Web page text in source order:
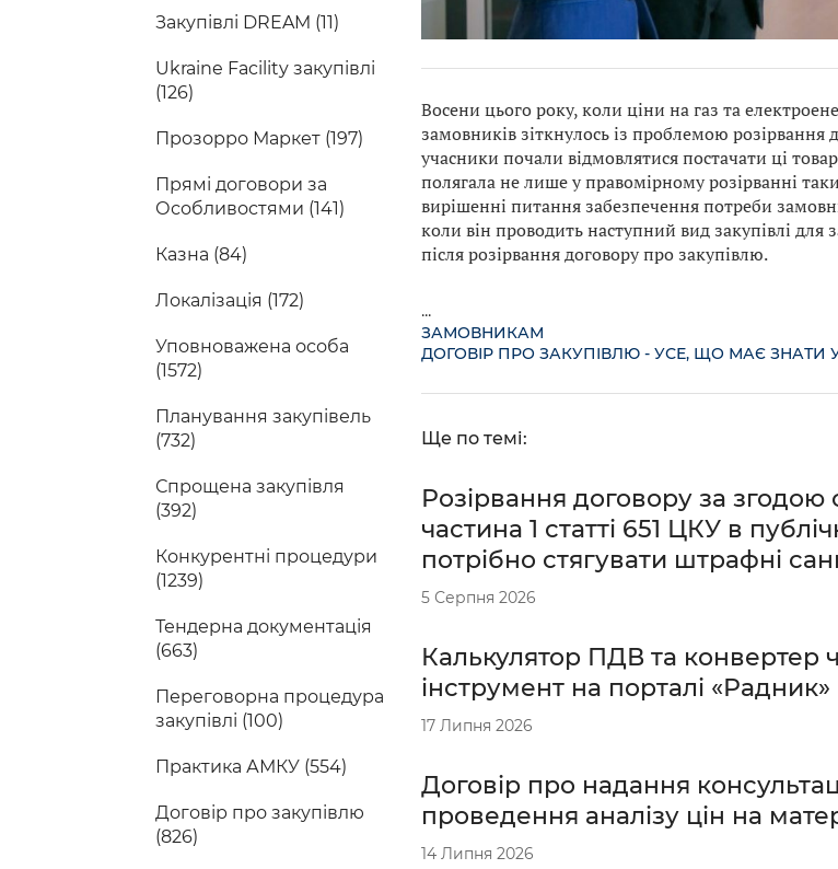
Закупівлі DREAM (11)
Ukraine Facility закупівлі
(126)
Прозорро Маркет (197)
Прямі договори за
Особливостями (141)
Казна (84)
Локалізація (172)
Уповноважена особа
(1572)
Планування закупівель
(732)
Спрощена закупівля
(392)
Конкурентні процедури
(1239)
Тендерна документація
(663)
Переговорна процедура
закупівлі (100)
Практика АМКУ (554)
Договір про закупівлю
(826)
Восени цього року, коли ціни на газ та
замовників зіткнулось із проблемою розірвання
учасники почали відмовлятися постачати ці
полягала не лише у правомірному розірванні
вирішенні питання забезпечення потреби
коли він проводить наступний вид закупівлі
після розірвання договору про закупівлю.
...
ЗАМОВНИКАМ
ДОГОВІР ПРО ЗАКУПІВЛЮ - УСЕ, ЩО МАЄ ЗНАТИ
Ще по темі:
Розірвання договору за згодою
частина 1 статті 651 ЦКУ в
потрібно стягувати штрафні
5 Серпня 2026
Калькулятор ПДВ та конвертер
інструмент на порталі «Радник»
17 Липня 2026
Договір про надання
проведення аналізу цін на
14 Липня 2026